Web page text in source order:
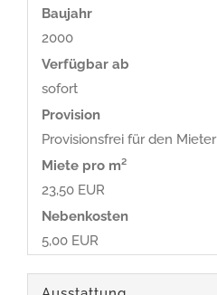
Baujahr
2000
Verfügbar ab
sofort
Provision
Provisionsfrei für den Mieter
Miete pro m²
23,50 EUR
Nebenkosten
5,00 EUR